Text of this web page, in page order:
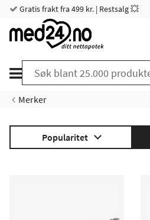
Gratis frakt fra 499 kr. | Restsalg 💥
Merker
Popularitet